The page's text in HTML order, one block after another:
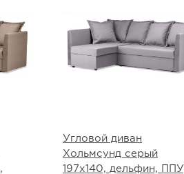
Угловой диван
Хольмсунд серый
197х140, дельфин, ППУ,